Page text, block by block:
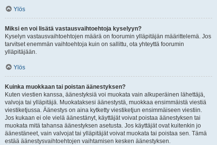
Ylös
Miksi en voi lisätä vastausvaihtoehtoja kyselyyn?
Kyselyn vastausvaihtoehtojen määrä on foorumin ylläpitäjän määrittelemä. Jos
tarvitset enemmän vaihtoehtoja kuin on sallittu, ota yhteyttä foorumin
ylläpitäjään.
Ylös
Kuinka muokkaan tai poistan äänestyksen?
Kuten viestien kanssa, äänestyksiä voi muokata vain alkuperäinen lähettäjä,
valvoja tai ylläpitäjä. Muokataksesi äänestystä, muokkaa ensimmäistä viestiä
viestiketjussa. Äänestys on aina kytketty viestiketjun ensimmäiseen viestiin.
Jos kukaan ei ole vielä äänestänyt, käyttäjät voivat poistaa äänestyksen tai
muokata mitä tahansa äänestyksen asetusta. Jos käyttäjät ovat kuitenkin jo
äänestäneet, vain valvojat tai ylläpitäjät voivat muokata tai poistaa sen. Tämä
estää äänestysvaihtoehtojen vaihtamisen kesken äänestyksen.